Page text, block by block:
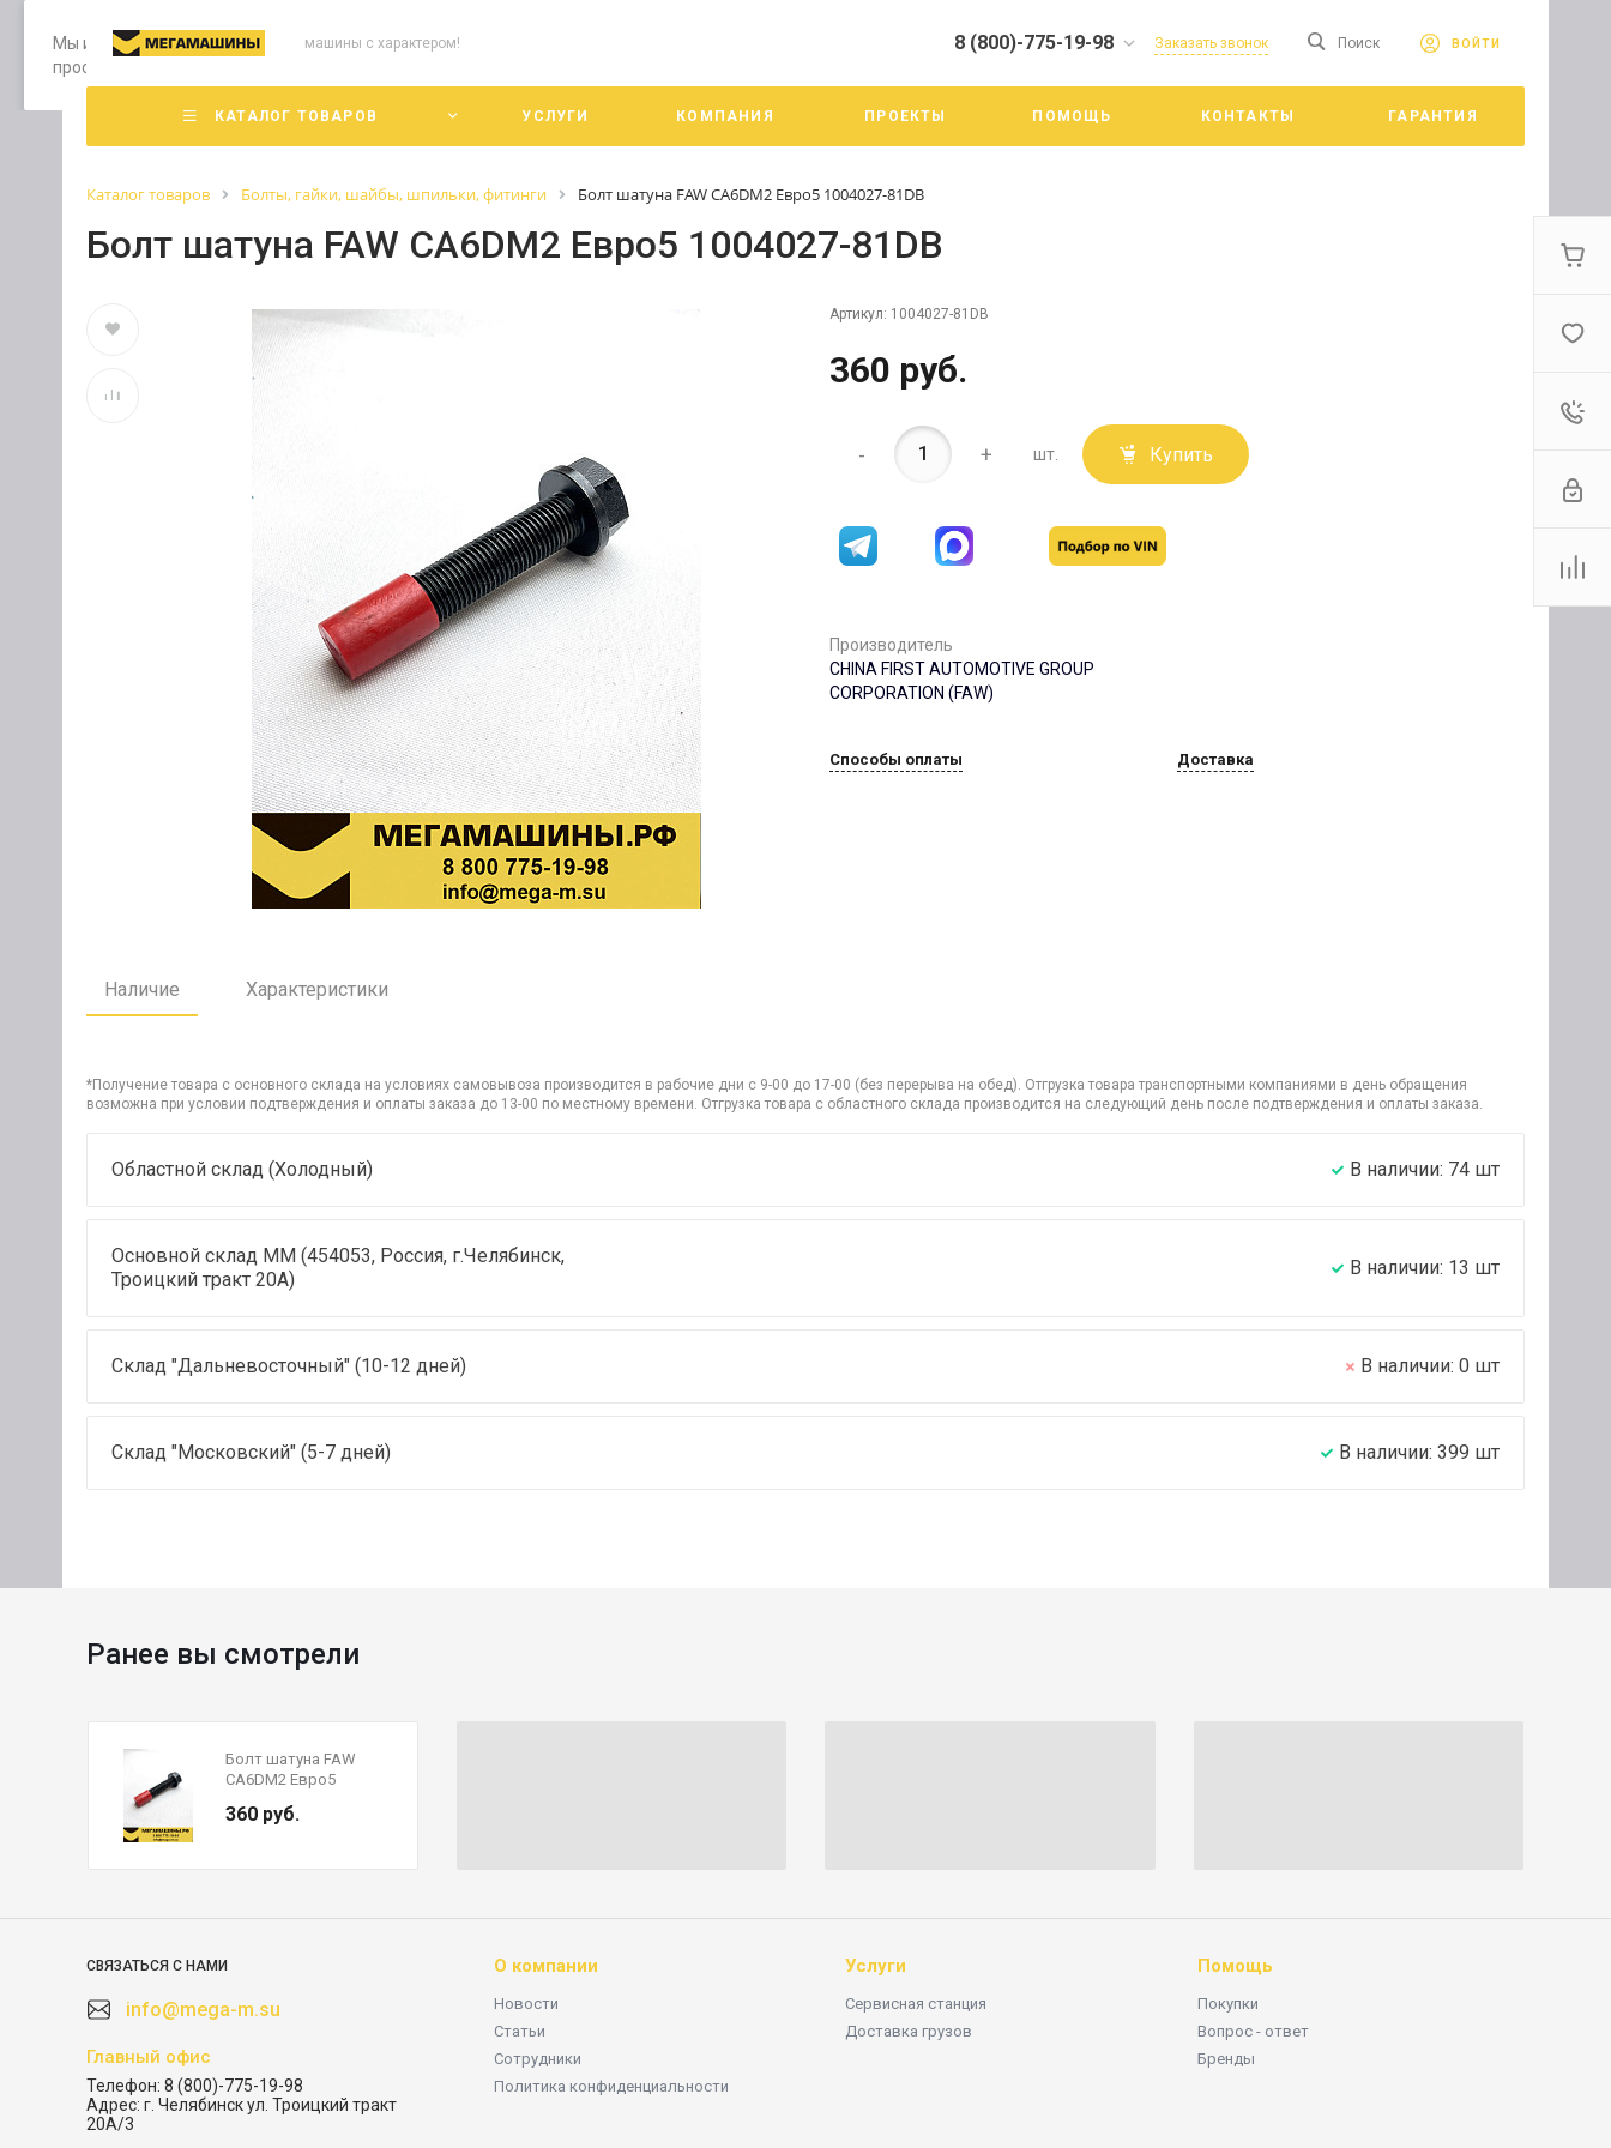
Мы используем файлы cookie, разработанные нашими специалистами и третьими лицами, для анализа событий на нашем веб-сайте. Продолжая
просмотр страниц нашего сайта, вы принимаете условия его использования. Более подробные сведения смотрите в Политике конфиденциальности
Принять
машины с характером! 8 (800)-775-19-98
г. Челябинск ул. Троицкий
тракт 20А/3
Cб-Вс: Выходной
Заказать звонок Поиск ВОЙТИ
КАТАЛОГ ТОВАРОВ УСЛУГИ КОМПАНИЯ ПРОЕКТЫ ПОМОЩЬ КОНТАКТЫ ГАРАНТИЯ
Каталог товаров Болты, гайки, шайбы, шпильки, фитинги Болт шатуна FAW CA6DM2 Евро5 1004027-81DB
Болт шатуна FAW CA6DM2 Евро5 1004027-81DB
Артикул: 1004027-81DB
360 руб.
- + шт. Купить
Производитель
CHINA FIRST AUTOMOTIVE GROUP
CORPORATION (FAW)
Способы оплаты Доставка
Наличие Характеристики
*Получение товара с основного склада на условиях самовывоза производится в рабочие дни с 9-00 до 17-00 (без перерыва на обед). Отгрузка товара транспортными компаниями в день обращения
возможна при условии подтверждения и оплаты заказа до 13-00 по местному времени. Отгрузка товара с областного склада производится на следующий день после подтверждения и оплаты заказа.
Областной склад (Холодный) В наличии: 74 шт
Основной склад ММ (454053, Россия, г.Челябинск,
Троицкий тракт 20А)
В наличии: 13 шт
Склад "Дальневосточный" (10-12 дней) В наличии: 0 шт
Склад "Московский" (5-7 дней) В наличии: 399 шт
Ранее вы смотрели
Болт шатуна FAW
CA6DM2 Евро5
360 руб.
СВЯЗАТЬСЯ С НАМИ
info@mega-m.su
Главный офис
Телефон: 8 (800)-775-19-98
Адрес: г. Челябинск ул. Троицкий тракт
20А/3
О компании
Новости
Статьи
Сотрудники
Политика конфиденциальности
Услуги
Сервисная станция
Доставка грузов
Помощь
Покупки
Вопрос - ответ
Бренды